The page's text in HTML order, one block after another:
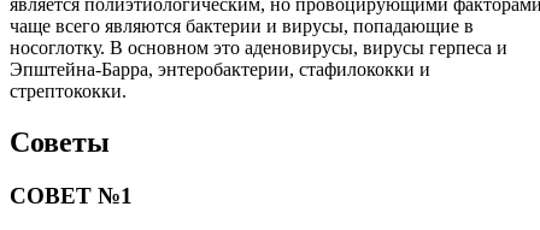
является полиэтиологическим, но провоцирующими
чаще всего являются бактерии и вирусы, попадающие в
носоглотку. В основном это аденовирусы, вирусы герпеса и
Эпштейна-Барра, энтеробактерии, стафилококки и
стрептококки.
Советы
СОВЕТ №1